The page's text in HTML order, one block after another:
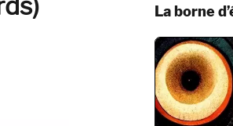
La borne